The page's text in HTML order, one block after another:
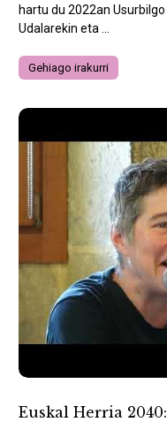
hartu du 2022an
Udalarekin eta ...
Gehiago irakurri
Euskal Herria